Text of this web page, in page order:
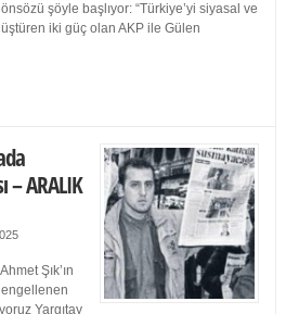
şöyle başlıyor: “Türkiye’yi siyasal ve
iki güç olan AKP ile Gülen
– ARALIK
Şık’ın
Yargıtay